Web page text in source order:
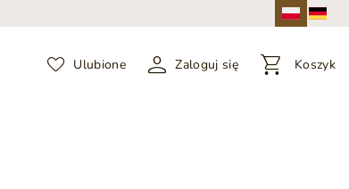
Ulubione Zaloguj się Koszyk